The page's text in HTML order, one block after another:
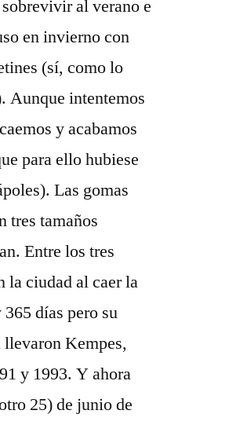
al verano e
en invierno con
(sí, como lo
Aunque intentemos
y acabamos
para ello hubiese
Las gomas
tres tamaños
Entre los tres
la ciudad al caer la
días pero su
llevaron Kempes,
y 1993. Y ahora
25) de junio de